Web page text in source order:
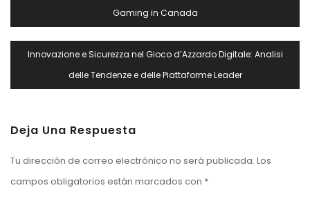
Gaming in Canada
Innovazione e Sicurezza nel Gioco d’Azzardo Digitale: Analisi
delle Tendenze e delle Piattaforme Leader
Deja Una Respuesta
Tu dirección de correo electrónico no será publicada. Los
campos obligatorios están marcados con *